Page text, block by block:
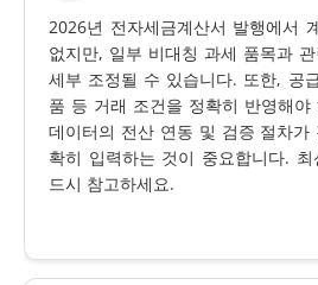
2026년 전자세금계산서 발행에서
없지만, 일부 비대칭 과세 품목과
세부 조정될 수 있습니다. 또한, 공
품 등 거래 조건을 정확히 반영해야
데이터의 전산 연동 및 검증 절차가
확히 입력하는 것이 중요합니다.
드시 참고하세요.